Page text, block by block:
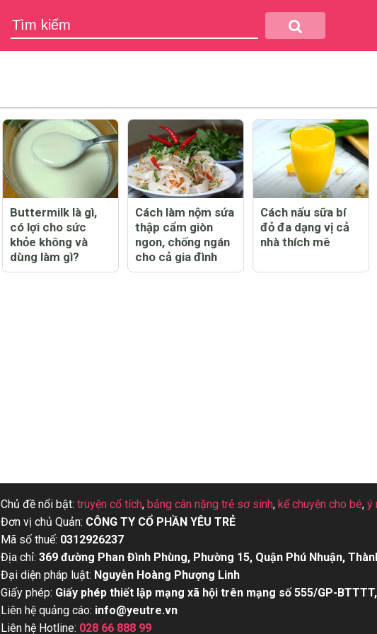
Buttermilk là gì,
có lợi cho sức
khỏe không và
dùng làm gì?
Cách làm nộm sứa
thập cẩm giòn
ngon, chống ngán
cho cả gia đình
Cách nấu sữa bí
đỏ đa dạng vị cả
nhà thích mê
Chủ đề nổi bật: truyện cổ tích, bảng cân nặng trẻ sơ sinh, kể chuyện cho bé, ý
Đơn vị chủ Quản: CÔNG TY CỔ PHẦN YÊU TRẺ
Mã số thuế: 0312926237
Địa chỉ: 369 đường Phan Đình Phùng, Phường 15, Quận Phú Nhuận,
Đại diện pháp luật: Nguyễn Hoàng Phượng Linh
Giấy phép: Giấy phép thiết lập mạng xã hội trên mạng số 555/GP-
Liên hệ quảng cáo: info@yeutre.vn
Liên hệ Hotline: 028 66 888 99